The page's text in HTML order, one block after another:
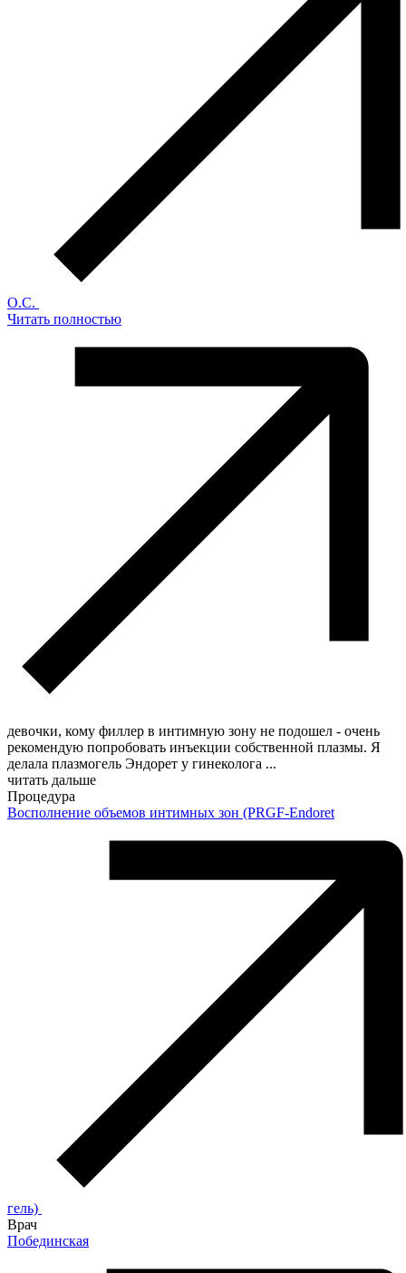
О.С.
Читать полностью
девочки, кому филлер в интимную зону не подошел - очень
рекомендую попробовать инъекции собственной плазмы. Я
делала плазмогель Эндорет у гинеколога ...
читать дальше
Процедура
Восполнение объемов интимных зон (PRGF-Endoret
гель)
Врач
Побединская